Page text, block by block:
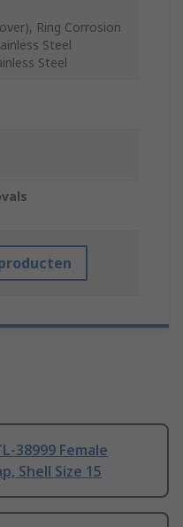
Ring Corrosion
Steel
Steel
38999 Female
Shell Size 15